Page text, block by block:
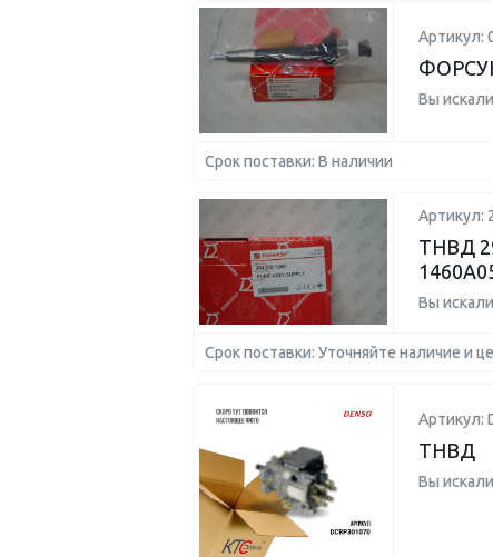
Артикул:
Вы
Срок поставки: В наличии
Артикул:
ТНВД
Вы
Срок поставки: Уточняйте наличие и
Артикул:
ТНВД
Вы